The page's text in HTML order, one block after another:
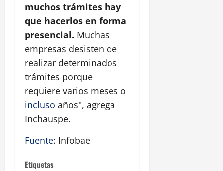
muchos trámites hay
que hacerlos en forma
presencial. Muchas
empresas desisten de
realizar determinados
trámites porque
requiere varios meses o
incluso años", agrega
Inchauspe.
Fuente: Infobae
Etiquetas